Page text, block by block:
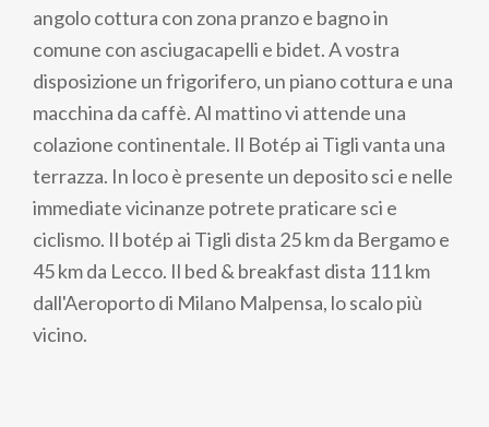
angolo cottura con zona pranzo e bagno in
comune con asciugacapelli e bidet. A vostra
disposizione un frigorifero, un piano cottura e una
macchina da caffè. Al mattino vi attende una
colazione continentale. Il Botép ai Tigli vanta una
terrazza. In loco è presente un deposito sci e nelle
immediate vicinanze potrete praticare sci e
ciclismo. Il botép ai Tigli dista 25 km da Bergamo e
45 km da Lecco. Il bed & breakfast dista 111 km
dall'Aeroporto di Milano Malpensa, lo scalo più
vicino.